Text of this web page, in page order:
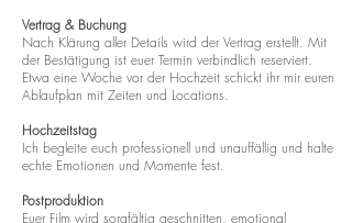
Vertrag & Buchung
Nach Klärung aller Details wird der Vertrag erstellt. Mit
der Bestätigung ist euer Termin verbindlich reserviert.
Etwa eine Woche vor der Hochzeit schickt ihr mir euren
Ablaufplan mit Zeiten und Locations.
Hochzeitstag
Ich begleite euch professionell und unauffällig und halte
echte Emotionen und Momente fest.
Postproduktion
Euer Film wird sorgfältig geschnitten, emotional